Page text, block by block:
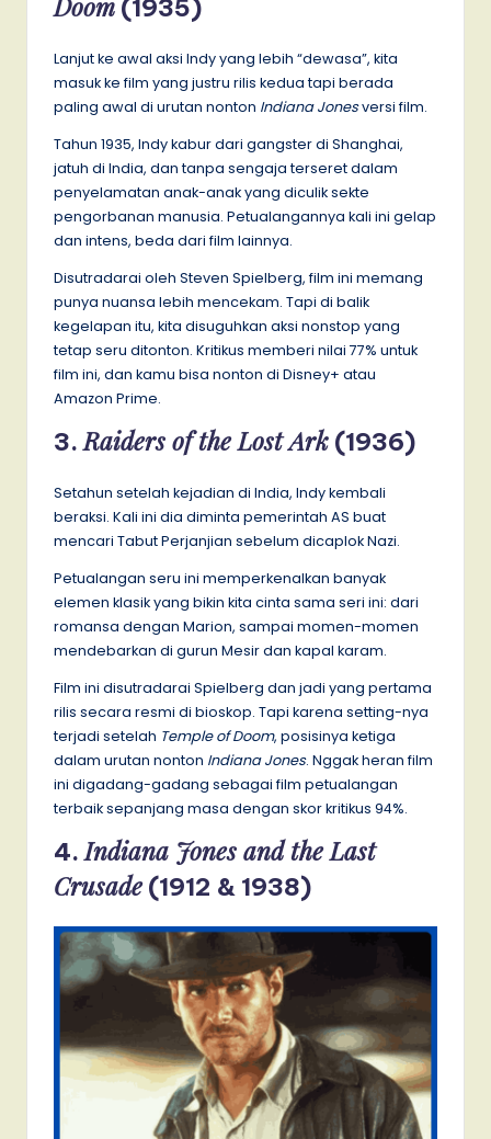
(1935)
Lanjut ke awal aksi Indy yang lebih “dewasa”, kita
masuk ke film yang justru rilis kedua tapi berada
paling awal di urutan nonton Indiana Jonesversi film.
Tahun 1935, Indy kabur dari gangster di Shanghai,
jatuh di India, dan tanpa sengaja terseret dalam
penyelamatan anak-anak yang diculik sekte
pengorbanan manusia. Petualangannya kali ini gelap
dan intens, beda dari film lainnya.
Disutradarai oleh Steven Spielberg, film ini memang
punya nuansa lebih mencekam. Tapi di balik
kegelapan itu, kita disuguhkan aksi nonstop yang
tetap seru ditonton. Kritikus memberi nilai 77% untuk
film ini, dan kamu bisa nonton di Disney+ atau
Amazon Prime.
3.Raiders of the Lost Ark (1936)
Setahun setelah kejadian di India, Indy kembali
beraksi. Kali ini dia diminta pemerintah AS buat
mencari Tabut Perjanjian sebelum dicaplok Nazi.
Petualangan seru ini memperkenalkan banyak
elemen klasik yang bikin kita cinta sama seri ini: dari
romansa dengan Marion, sampai momen-momen
mendebarkan di gurun Mesir dan kapal karam.
Film ini disutradarai Spielberg dan jadi yang pertama
rilis secara resmi di bioskop. Tapi karena setting-nya
terjadi setelah Temple of Doom, posisinya ketiga
dalam urutan nonton Indiana Jones. Nggak heran film
ini digadang-gadang sebagai film petualangan
terbaik sepanjang masa dengan skor kritikus 94%.
4.Indiana Jones and the Last
Crusade(1912 & 1938)